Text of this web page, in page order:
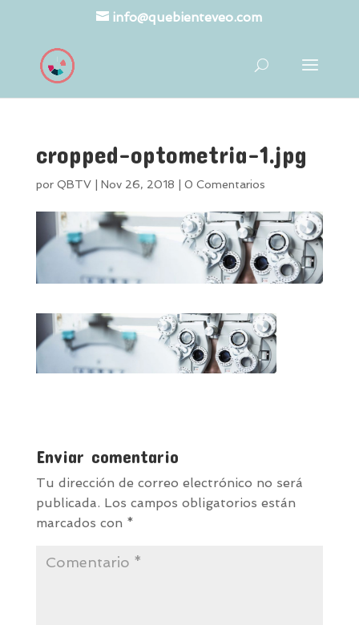
info@quebienteveo.com
cropped-optometria-1.jpg
por QBTV| Nov 26, 2018 0 Comentarios
Enviar comentario
Tu dirección de correo electrónico no será
publicada. Los campos obligatorios están
marcados con *